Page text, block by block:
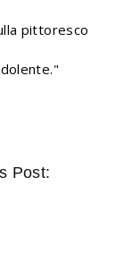
pittoresco
Post: